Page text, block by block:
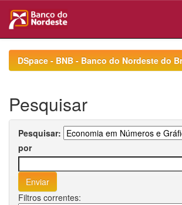
navigationDSpace - BNB - Banco do Nordeste do
Pesquisar
Pesquisar:
por
Filtros correntes: